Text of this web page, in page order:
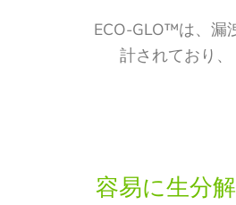
ECO-GLO™は、漏
計されており、
容易に生分